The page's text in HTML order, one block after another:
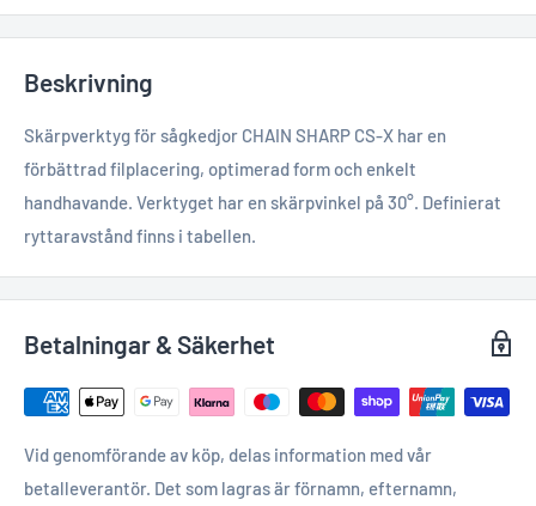
Beskrivning
Skärpverktyg för sågkedjor CHAIN SHARP CS-X har en
förbättrad filplacering, optimerad form och enkelt
handhavande. Verktyget har en skärpvinkel på 30°. Definierat
ryttaravstånd finns i tabellen.
Betalningar & Säkerhet
Vid genomförande av köp, delas information med vår
betalleverantör. Det som lagras är förnamn, efternamn,